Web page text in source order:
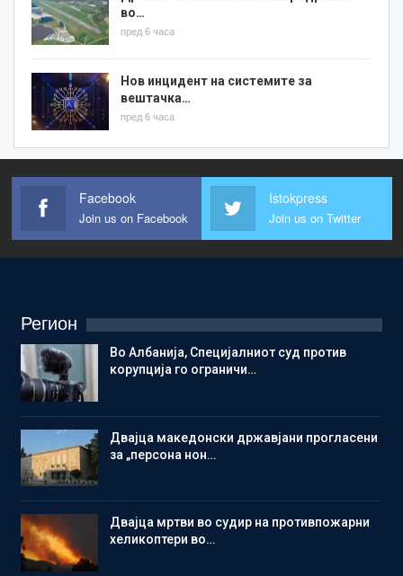
во…
пред 6 часа
Нов инцидент на системите за
вештачка…
пред 6 часа
Facebook
Join us on Facebook
Istokpress
Join us on Twitter
Регион
Во Албанија, Специјалниот суд против
корупција го ограничи…
Двајца македонски државјани прогласени
за „персона нон…
Двајца мртви во судир на противпожарни
хеликоптери во…